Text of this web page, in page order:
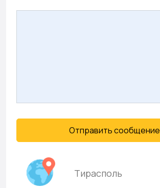
Отправить сообщение
Тирасполь